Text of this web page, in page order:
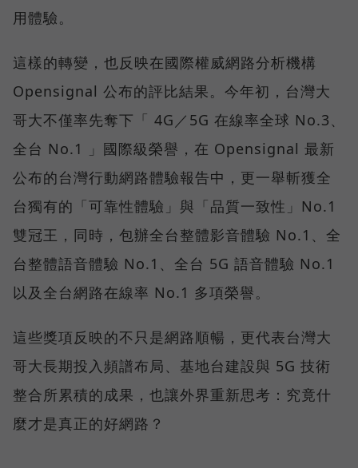
用體驗。
這樣的轉變，也反映在國際權威網路分析機構
Opensignal 公布的評比結果。今年初，台灣大
哥大不僅率先奪下「 4G／5G 在線率全球 No.3、
全台 No.1 」國際級榮譽，在 Opensignal 最新
公布的台灣行動網路體驗報告中，更一舉斬獲全
台獨有的「可靠性體驗」與「品質一致性」No.1
雙冠王，同時，包辦全台整體影音體驗 No.1、全
台整體語音體驗 No.1、全台 5G 語音體驗 No.1
以及全台網路在線率 No.1 多項榮譽。
這些獎項反映的不只是網路順暢，更代表台灣大
哥大長期投入頻譜布局、基地台建設與 5G 技術
整合所累積的成果，也讓外界重新思考：究竟什
麼才是真正的好網路？